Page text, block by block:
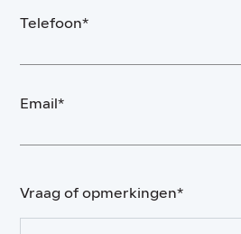
Telefoon*
Email*
Vraag of opmerkingen*